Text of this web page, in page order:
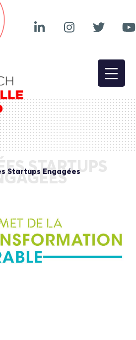
STARTUPS
Startups Engagées